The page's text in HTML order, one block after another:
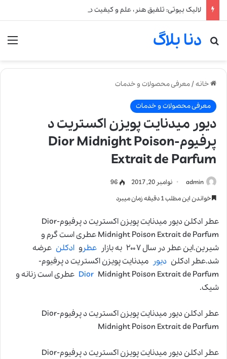
لالیک بیوتی: تلفیق هنر، علم و کیفیت در خلق عطرهای لالیک
دنا بلاگ
جستجو برای
خانه/معرفی محصولات و خدمات
معرفی محصولات و خدمات
دیور میدنایت پویزن اکستریت د
پرفیوم-Dior Midnight Poison
Extrait de Parfum
admin نوامبر 20, 2017
96
خواندن این مطلب 1 دقیقه زمان میبرد
عطر ادکلن دیور میدنایت پویزن اکستریت د پرفیوم-Dior
Midnight Poison Extrait de Parfum عطری است گرم و
شیرین.این عطر در سال ۲۰۰۷ به بازار
عطرو ادکلن عرضه
شد.عطر ادکلن دیور میدنایت پویزن اکستریت د پرفیوم-
Dior Midnight Poison Extrait de Parfum عطری است زنانه و
شیک.
عطر ادکلن دیور میدنایت پویزن اکستریت د پرفیوم-Dior
Midnight Poison Extrait de Parfum
عطر ادکلن دیور میدنایت پویزن اکستریت د پرفیوم-Dior